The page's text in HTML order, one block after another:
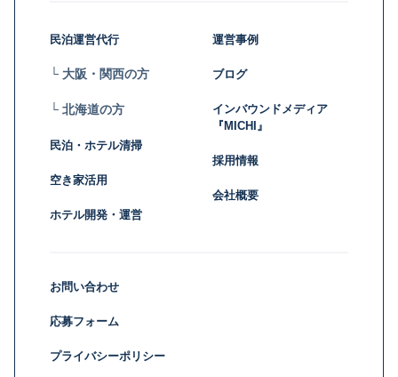
民泊運営代行
└ 大阪・関西の方
└ 北海道の方
民泊・ホテル清掃
空き家活用
ホテル開発・運営
運営事例
ブログ
インバウンドメディア
『MICHI』
採用情報
会社概要
お問い合わせ
応募フォーム
プライバシーポリシー